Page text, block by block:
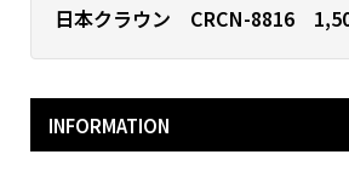
日本クラウン CRCN-8816
INFORMATION